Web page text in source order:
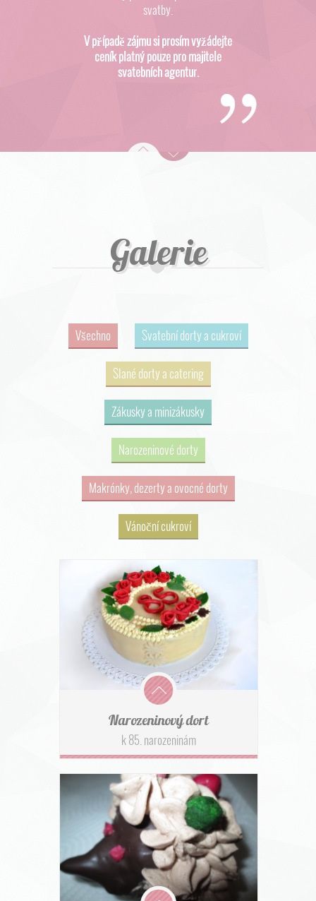
svatby.
V případě zájmu si prosím vyžádejte
ceník platný pouze pro majitele
svatebních agentur.
Galerie
Všechno Svatební dorty a cukroví
Slané dorty a catering
Zákusky a minizákusky
Narozeninové dorty
Makrónky, dezerty a ovocné dorty
Vánoční cukroví
Narozeninový dort
k 85. narozeninám